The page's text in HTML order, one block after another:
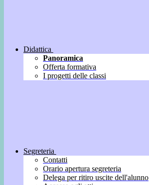
Didattica
Panoramica
Offerta formativa
I progetti delle classi
Segreteria
Contatti
Orario apertura segreteria
Delega per ritiro uscite dell'alunno